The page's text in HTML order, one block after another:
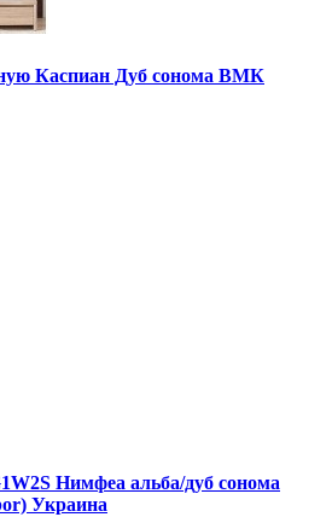
Каспиан Дуб сонома ВМК
Нимфеа альба/дуб сонома
Украина